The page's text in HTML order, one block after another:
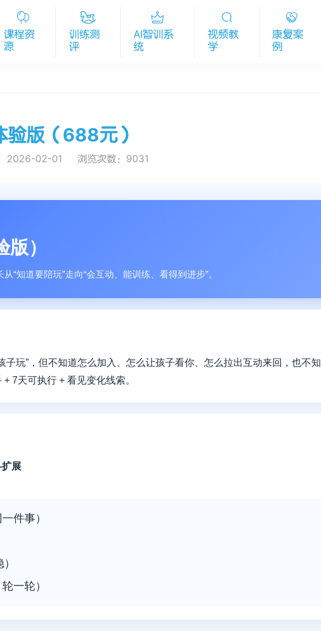
课程资
源
训练测
评
AI智训系
统
视频教
学
康复案
例
验版（688元）
2026-02-01 浏览次数： 9031
）
“知道要陪玩”走向“会互动、能训练、看得到进步”。
玩”，但不知道怎么加入、怎么让孩子看你、怎么拉出互动来回，也不知
+ 7天可执行 + 看见变化线索。
展
件事）
一轮）